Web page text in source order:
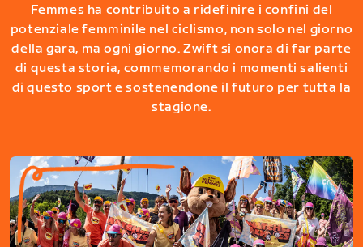
Femmes ha contribuito a ridefinire i confini del
potenziale femminile nel ciclismo, non solo nel giorno
della gara, ma ogni giorno. Zwift si onora di far parte
di questa storia, commemorando i momenti salienti
di questo sport e sostenendone il futuro per tutta la
stagione.